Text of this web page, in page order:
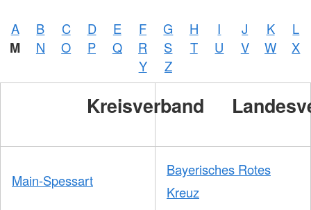
A B C D E F G H I J K L
M N O P Q R S T U V W
X
Y
Z
Kreisverband
Main-Spessart
Bayerisches Rotes
Kreuz